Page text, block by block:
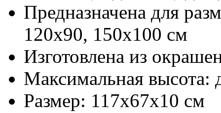
Предназначена для
120х90, 150х100 см
Изготовлена из
Максимальная высота:
Размер: 117x67x10 см